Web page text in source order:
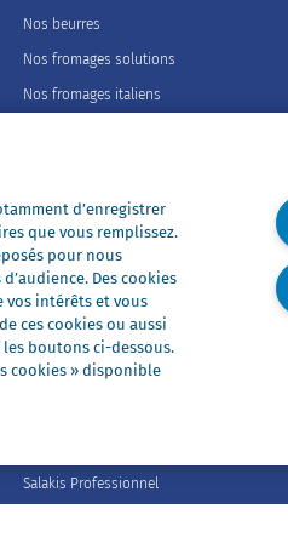
Nos beurres
Nos fromages solutions
Nos fromages italiens
Nos préparations
Nos ultra-frais
Nos laits
Nos marques
Président Professionnel
Galbani Professionale
Salakis Professionnel
d’enregistrer
que vous remplissez.
pour nous
Des cookies
intérêts et vous
ces cookies ou aussi
boutons ci-dessous.
cookies » disponible